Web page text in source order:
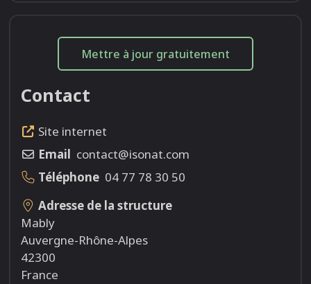
Mettre à jour gratuitement
Contact
Site internet
Email contact@isonat.com
Téléphone 04 77 78 30 50
Adresse de la structure
Mably
Auvergne-Rhône-Alpes
42300
France